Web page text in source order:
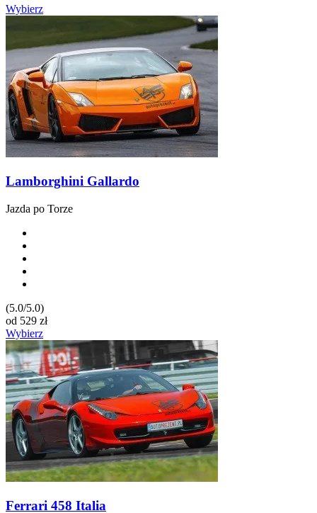
Wybierz
Lamborghini Gallardo
Jazda po Torze
(5.0/5.0)
od 529 zł
Wybierz
Ferrari 458 Italia